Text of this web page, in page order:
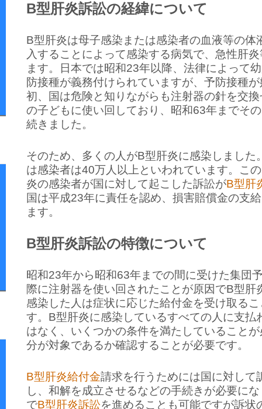
B型肝炎訴訟の経緯について
B型肝炎は母子感染または感染者の血液等の体
入することによって感染する病気で、急性肝
ます。日本では昭和23年以降、法律によって
防接種が義務付けられていますが、予防接種
初、国は危険と知りながらも注射器の針を交
の子どもに使い回しており、昭和63年までそ
続きました。
そのため、多くの人がB型肝炎に感染しました
は感染者は40万人以上といわれています。こ
炎の感染者が国に対して起こした訴訟がB型肝
国は平成23年に責任を認め、損害賠償金の支
ます。
B型肝炎訴訟の特徴について
昭和23年から昭和63年までの間に受けた集団
際に注射器を使い回されたことが原因でB型肝
感染した人は症状に応じた給付金を受け取る
す。B型肝炎に感染しているすべての人に支払
はなく、いくつかの条件を満たしていること
分が対象であるか確認することが必要です。
B型肝炎給付金請求を行うためには国に対して
し、和解を成立させるなどの手続きが必要に
でB型肝炎訴訟を進めることも可能ですが訴状